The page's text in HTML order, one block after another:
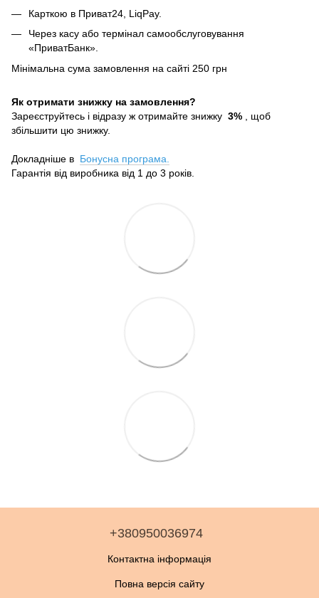
Карткою в Приват24, LiqPay.
Через касу або термінал самообслуговування
«ПриватБанк».
Мінімальна сума замовлення на сайті 250 грн
Як отримати знижку на замовлення?
Зареєструйтесь і відразу ж отримайте знижку 3% , щоб
збільшити цю знижку.
Докладніше в Бонусна програма.
Гарантія від виробника від 1 до 3 років.
+380950036974
Контактна інформація
Повна версія сайту